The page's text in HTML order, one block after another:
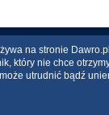
na stronie
który nie chce
utrudnić bądź